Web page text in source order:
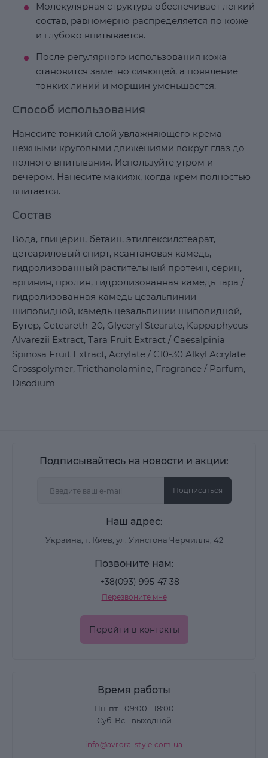
Молекулярная структура обеспечивает легкий
состав, равномерно распределяется по коже
и глубоко впитывается.
После регулярного использования кожа
становится заметно сияющей, а появление
тонких линий и морщин уменьшается.
Способ использования
Нанесите тонкий слой увлажняющего крема
нежными круговыми движениями вокруг глаз до
полного впитывания. Используйте утром и
вечером. Нанесите макияж, когда крем полностью
впитается.
Состав
Вода, глицерин, бетаин, этилгексилстеарат,
цетеариловый спирт, ксантановая камедь,
гидролизованный растительный протеин, серин,
аргинин, пролин, гидролизованная камедь тара /
гидролизованная камедь цезальпинии
шиповидной, камедь цезальпинии шиповидной,
Бутер, Ceteareth-20, Glyceryl Stearate, Kappaphycus
Alvarezii Extract, Tara Fruit Extract / Caesalpinia
Spinosa Fruit Extract, Acrylate / C10-30 Alkyl Acrylate
Crosspolymer, Triethanolamine, Fragrance / Parfum,
Disodium
Подписывайтесь на новости и акции:
Подписаться
Наш адрес:
Украина, г. Киев, ул. Уинстона Черчилля, 42
Позвоните нам:
+38(093) 995-47-38
Перезвоните мне
Перейти в контакты
Время работы
Пн-пт - 09:00 - 18:00
Суб-Вс - выходной
info@avrora-style.com.ua